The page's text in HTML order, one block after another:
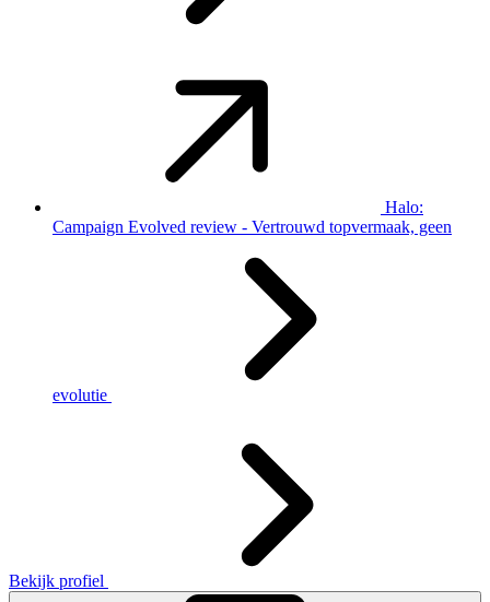
Halo:
Campaign Evolved review - Vertrouwd topvermaak, geen
evolutie
Bekijk profiel